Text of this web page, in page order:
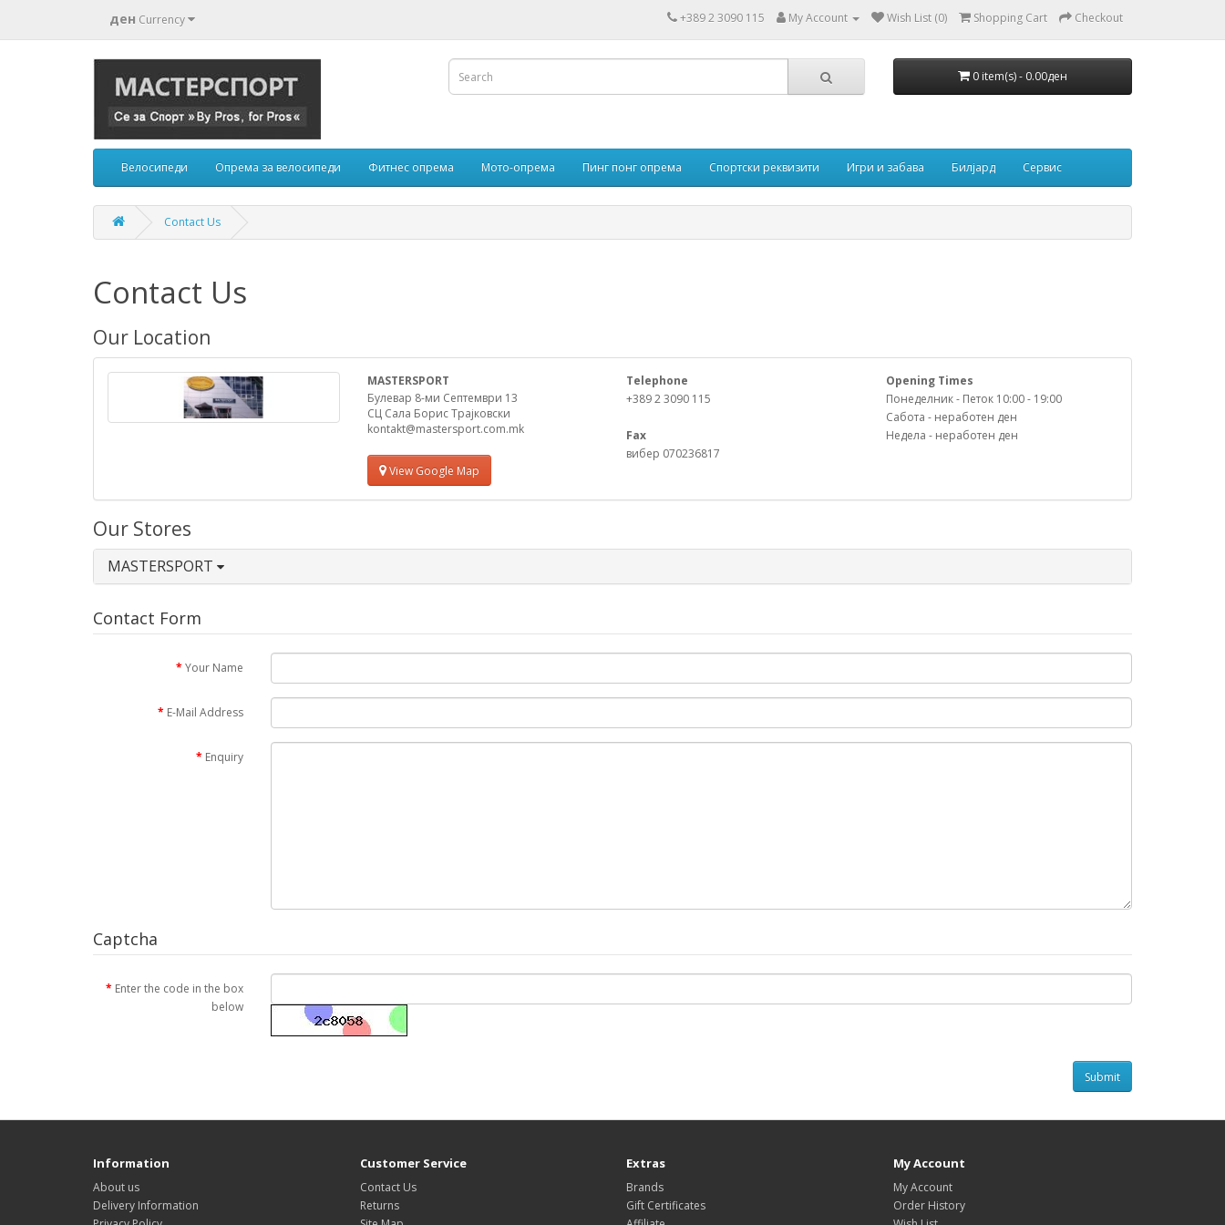
ден Currency +389 2 3090 115 My Account Wish List (0) Shopping Cart Checkout
0 item(s) - 0.00ден
Велосипеди Опрема за велосипеди Фитнес опрема Мото-опрема Пинг понг опрема Спортски реквизити Игри и забава Билјард Сервис
Contact Us
Contact Us
Our Location
MASTERSPORT
Булевар 8-ми Септември 13
СЦ Сала Борис Трајковски
kontakt@mastersport.com.mk
View Google Map
Telephone
+389 2 3090 115
Fax
вибер 070236817
Opening Times
Понеделник - Петок 10:00 - 19:00
Сабота - неработен ден
Недела - неработен ден
Our Stores
MASTERSPORT
Contact Form
Your Name
E-Mail Address
Enquiry
Captcha
Enter the code in the box
below
Information
About us
Delivery Information
Customer Service
Contact Us
Returns
Extras
Brands
Gift Certificates
My Account
My Account
Order History